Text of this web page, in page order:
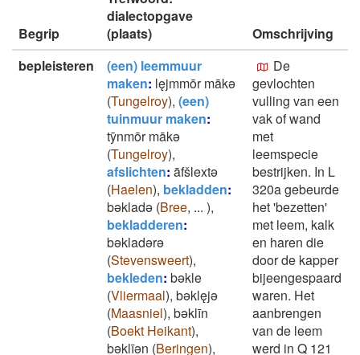
Begrip
dialectopgave
(plaats)
Omschrijving
bepleisteren
(een) leemmuur
maken: lęjmmōr mākǝ
(Tungelroy), (een)
tuinmuur maken:
tȳnmōr mākǝ
(Tungelroy),
afslichten: āfšlextǝ
(Haelen), bekladden:
bǝkladǝ (Bree, ... ),
bekladderen:
bǝkladǝrǝ
(Stevensweert),
bekleden: bǝkle
(Vliermaal), bǝklęjǝ
(Maasniel), bǝklīn
(Boekt Heikant),
bǝklīǝn (Beringen),
De
gevlochten
vulling van een
vak of wand
met
leemspecie
bestrijken. In L
320a gebeurde
het 'bezetten'
met leem, kalk
en haren die
door de kapper
bijeengespaard
waren. Het
aanbrengen
van de leem
werd in Q 121